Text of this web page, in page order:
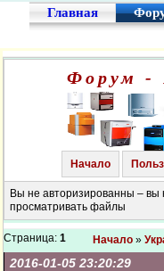
Главная
Форум -
Начало
Вы не авторизированны –
просматривать файлы
Страница: 1 Начало »
2016-01-05 23:20:29